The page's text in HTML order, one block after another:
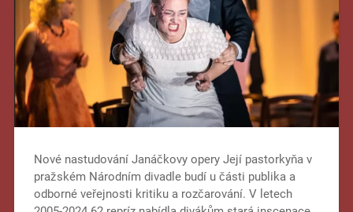
Nové nastudování Janáčkovy opery Její pastorkyňa v
pražském Národním divadle budí u části publika a
odborné veřejnosti kritiku a rozčarování. V letech